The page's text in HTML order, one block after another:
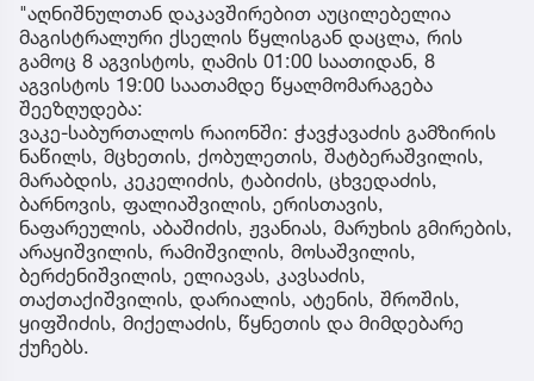
"აღნიშნულთან დაკავშირებით აუცილებელია
მაგისტრალური ქსელის წყლისგან დაცლა, რის
გამოც 8 აგვისტოს, ღამის 01:00 საათიდან, 8
აგვისტოს 19:00 საათამდე წყალმომარაგება
შეეზღუდება:
ვაკე-საბურთალოს რაიონში: ჭავჭავაძის გამზირის
ნაწილს, მცხეთის, ქობულეთის, შატბერაშვილის,
მარაბდის, კეკელიძის, ტაბიძის, ცხვედაძის,
ბარნოვის, ფალიაშვილის, ერისთავის,
ნაფარეულის, აბაშიძის, ჟვანიას, მარუხის გმირების,
არაყიშვილის, რამიშვილის, მოსაშვილის,
ბერძენიშვილის, ელიავას, კავსაძის,
თაქთაქიშვილის, დარიალის, ატენის, შროშის,
ყიფშიძის, მიქელაძის, წყნეთის და მიმდებარე
ქუჩებს.